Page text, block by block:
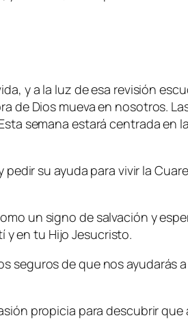
y a la luz de esa revisión
Dios mueva en nosotros.
semana estará centrada en
su ayuda para vivir la
un signo de salvación y
y en tu Hijo Jesucristo.
seguros de que nos ayudarás
propicia para descubrir